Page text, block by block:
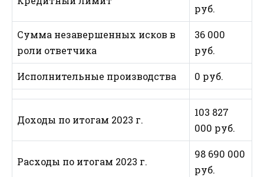
руб.
Сумма незавершенных исков в
роли ответчика
36 000
руб.
Исполнительные производства 0 руб.
Доходы по итогам 2023 г.
103 827
000 руб.
Расходы по итогам 2023 г.
98 690 000
руб.